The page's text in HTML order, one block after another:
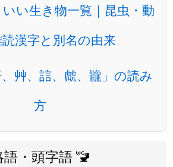
い生き物一覧｜昆虫・動
漢字と別名の由来
、艸、誩、虤、龖」の読み
方
語・頭字語 🚾